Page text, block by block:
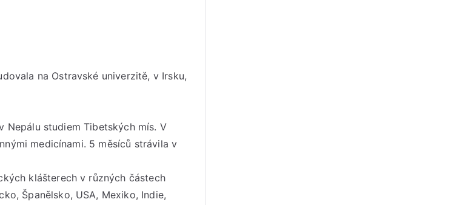
na Ostravské univerzitě, v Irsku,
studiem Tibetských mís. V
medicínami. 5 měsíců strávila v
klášterech v různých částech
Španělsko, USA, Mexiko, Indie,